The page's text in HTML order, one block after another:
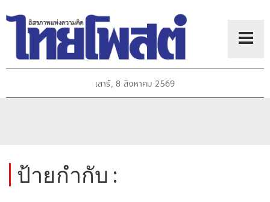
เสาร์, 8 สิงหาคม 2569
ป้ายกำกับ :